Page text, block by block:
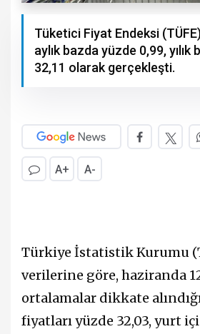
Tüketici Fiyat Endeksi
aylık bazda yüzde 0,99, yılık
32,11 olarak gerçekleşti.
A+ A-
Türkiye İstatistik Kurumu
verilerine göre, haziranda
ortalamalar dikkate
fiyatları yüzde 32,03, yurt